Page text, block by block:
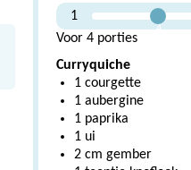
1
4
Voor 4 porties
Curryquiche
1 courgette
1 aubergine
1 paprika
1 ui
2 cm gember